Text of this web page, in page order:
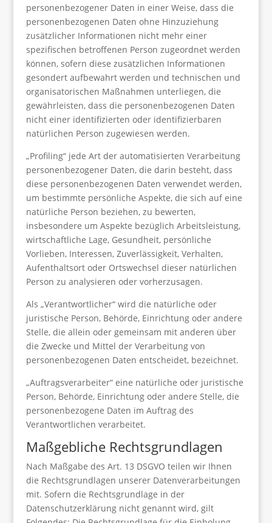
personenbezogener Daten in einer Weise, dass die
personenbezogenen Daten ohne Hinzuziehung
zusätzlicher Informationen nicht mehr einer
spezifischen betroffenen Person zugeordnet werden
können, sofern diese zusätzlichen Informationen
gesondert aufbewahrt werden und technischen und
organisatorischen Maßnahmen unterliegen, die
gewährleisten, dass die personenbezogenen Daten
nicht einer identifizierten oder identifizierbaren
natürlichen Person zugewiesen werden.
„Profiling“ jede Art der automatisierten Verarbeitung
personenbezogener Daten, die darin besteht, dass
diese personenbezogenen Daten verwendet werden,
um bestimmte persönliche Aspekte, die sich auf eine
natürliche Person beziehen, zu bewerten,
insbesondere um Aspekte bezüglich Arbeitsleistung,
wirtschaftliche Lage, Gesundheit, persönliche
Vorlieben, Interessen, Zuverlässigkeit, Verhalten,
Aufenthaltsort oder Ortswechsel dieser natürlichen
Person zu analysieren oder vorherzusagen.
Als „Verantwortlicher“ wird die natürliche oder
juristische Person, Behörde, Einrichtung oder andere
Stelle, die allein oder gemeinsam mit anderen über
die Zwecke und Mittel der Verarbeitung von
personenbezogenen Daten entscheidet, bezeichnet.
„Auftragsverarbeiter“ eine natürliche oder juristische
Person, Behörde, Einrichtung oder andere Stelle, die
personenbezogene Daten im Auftrag des
Verantwortlichen verarbeitet.
Maßgebliche Rechtsgrundlagen
Nach Maßgabe des Art. 13 DSGVO teilen wir Ihnen
die Rechtsgrundlagen unserer Datenverarbeitungen
mit. Sofern die Rechtsgrundlage in der
Datenschutzerklärung nicht genannt wird, gilt